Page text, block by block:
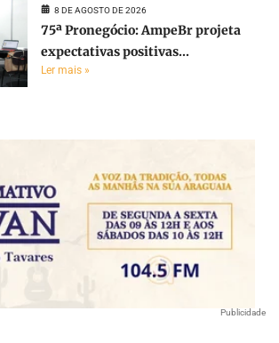
8 DE AGOSTO DE 2026
75ª Pronegócio: AmpeBr projeta
expectativas positivas...
Ler mais »
Publicidade